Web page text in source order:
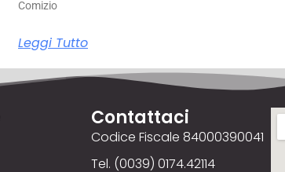
Comizio
Leggi Tutto
Contattaci
Codice Fiscale 84000390041
Tel. (0039) 0174.42114